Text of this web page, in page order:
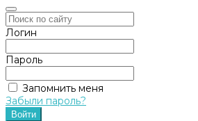
Логин
Пароль
Запомнить меня
Забыли пароль?